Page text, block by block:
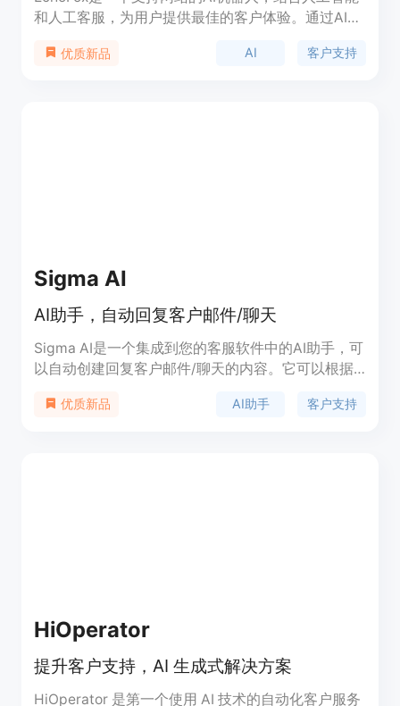
和人工客服，为用户提供最佳的客户体验。通过AI分
每月重复购买率(MRR)。
优质新品 AI 客户支持
Sigma AI
AI助手，自动回复客户邮件/聊天
Sigma AI是一个集成到您的客服软件中的AI助手，可
以自动创建回复客户邮件/聊天的内容。它可以根据
您的业务知识库提供准确可靠的答案。Sigma AI还可
优质新品 AI助手 客户支持
HiOperator
提升客户支持，AI 生成式解决方案
HiOperator 是第一个使用 AI 技术的自动化客户服务